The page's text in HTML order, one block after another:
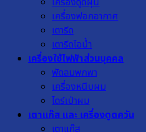
เครื่องฟอกอากาศ
เตารีด
เตารีดไอน้ำ
เครื่องใช้ไฟฟ้าส่วนบุคคล
พัดลมพกพา
เครื่องหนีบผม
ไดร์เป่าผม
เตาแก๊ส และ เครื่องดูดควัน
เตาแก๊ส